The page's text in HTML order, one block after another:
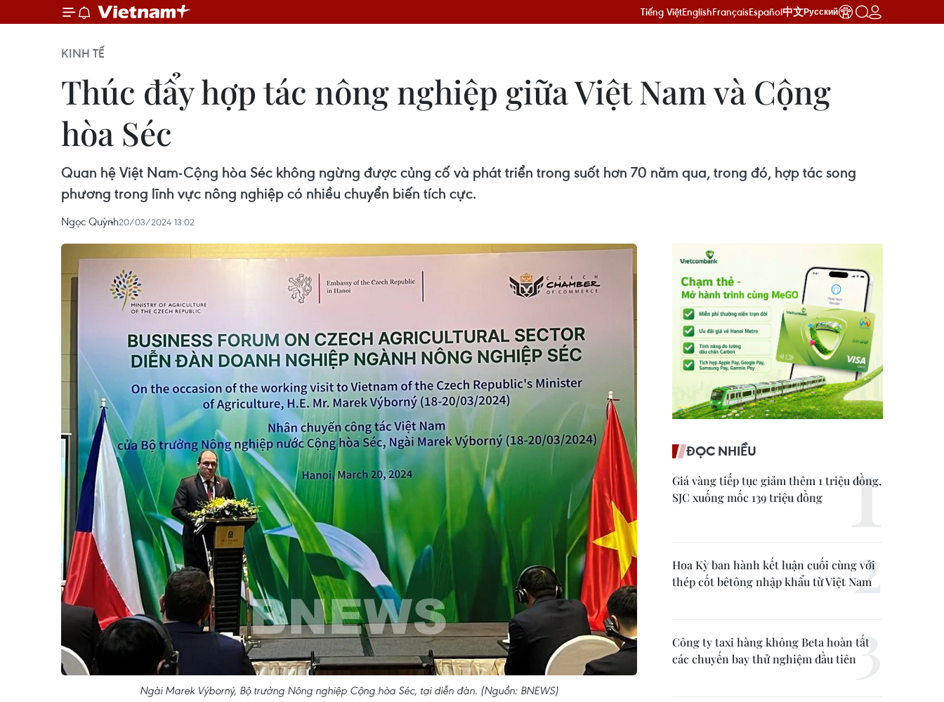
Tiếng ViệtEnglishFrançaisEspañol中文Русский
KINH TẾ
Thúc đẩy hợp tác nông nghiệp giữa Việt Nam và Cộng
hòa Séc
Quan hệ Việt Nam-Cộng hòa Séc không ngừng được củng cố và phát triển trong suốt hơn 70 năm qua, trong đó, hợp tác song
phương trong lĩnh vực nông nghiệp có nhiều chuyển biến tích cực.
Ngọc Quỳnh20/03/2024 13:02
Ngài Marek Výborný, Bộ trưởng Nông nghiệp Cộng hòa Séc, tại diễn đàn. (Nguồn: BNEWS)
ĐỌC NHIỀU
Giá vàng tiếp tục giảm thêm 1 triệu đồng,
SJC xuống mốc 139 triệu đồng
Hoa Kỳ ban hành kết luận cuối cùng với
thép cốt bêtông nhập khẩu từ Việt Nam
Công ty taxi hàng không Beta hoàn tất
các chuyến bay thử nghiệm đầu tiên